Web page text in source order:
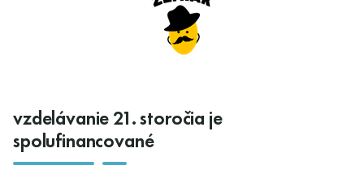
vzdelávanie 21. storočia je
spolufinancované